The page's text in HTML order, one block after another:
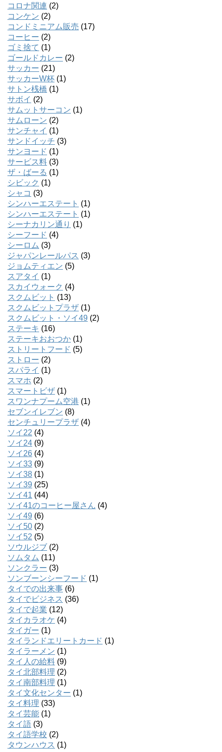
コロナ関連 (2)
コンケン (2)
コンドミニアム販売 (17)
コーヒー (2)
ゴミ捨て (1)
ゴールドカレー (2)
サッカー (21)
サッカーW杯 (1)
サトン桟橋 (1)
サボイ (2)
サムットサーコン (1)
サムローン (2)
サンチャイ (1)
サンドイッチ (3)
サンヨード (1)
サービス料 (3)
ザ・ばーる (1)
シビック (1)
シャコ (3)
シンハーエステート (1)
シンハーエステート (1)
シーナカリン通り (1)
シーフード (4)
シーロム (3)
ジャパンレールパス (3)
ジョムティエン (5)
スアタイ (1)
スカイウォーク (4)
スクムビット (13)
スクムビットプラザ (1)
スクムビット・ソイ49 (2)
ステーキ (16)
ステーキおおつか (1)
ストリートフード (5)
ストロー (2)
スパライ (1)
スマホ (2)
スマートビザ (1)
スワンナプーム空港 (1)
セブンイレブン (8)
センチュリープラザ (4)
ソイ22 (4)
ソイ24 (9)
ソイ26 (4)
ソイ33 (9)
ソイ38 (1)
ソイ39 (25)
ソイ41 (44)
ソイ41のコーヒー屋さん (4)
ソイ49 (6)
ソイ50 (2)
ソイ52 (5)
ソウルジブ (2)
ソムタム (11)
ソンクラー (3)
ソンブーンシーフード (1)
タイでの出来事 (6)
タイでビジネス (36)
タイで起業 (12)
タイカラオケ (4)
タイガー (1)
タイランドエリートカード (1)
タイラーメン (1)
タイ人の給料 (9)
タイ北部料理 (2)
タイ南部料理 (1)
タイ文化センター (1)
タイ料理 (33)
タイ芸能 (1)
タイ語 (3)
タイ語学校 (2)
タウンハウス (1)